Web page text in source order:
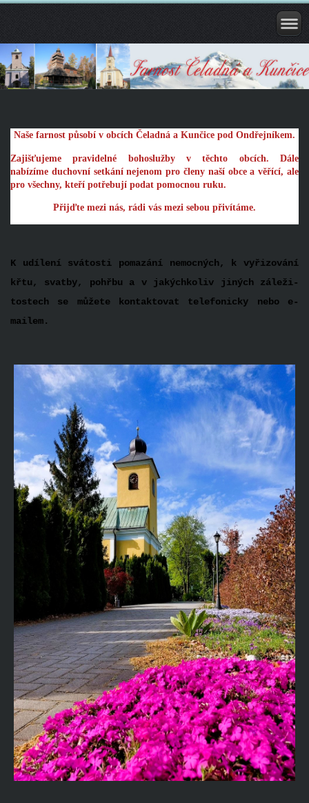
Naše farnost působí v obcích Čeladná a Kunčice pod Ondřejníkem.
Zajišťujeme pravidelné bohoslužby v těchto obcích. Dále
nabízíme duchovní setkání nejenom pro členy naší obce a věřící, ale
pro všechny, kteří potřebují podat pomocnou ruku.
Přijďte mezi nás, rádi vás mezi sebou přivítáme.
K udílení svátosti pomazání ne­mocných, k vyřizování
křtu, svatby, pohřbu a v jakýchkoliv jiných záleži­
tostech se můžete kontakto­vat telefonicky nebo e-
mailem.